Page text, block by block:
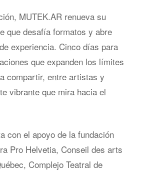
MUTEK.AR renueva su
que desafía formatos y abre
experiencia. Cinco días para
que expanden los límites
compartir, entre artistas y
vibrante que mira hacia el
con el apoyo de la fundación
Pro Helvetia, Conseil des arts
Complejo Teatral de